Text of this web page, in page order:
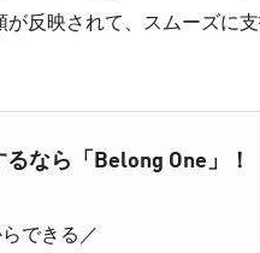
反映されて、スムーズに
なら「Belong One」！
できる／